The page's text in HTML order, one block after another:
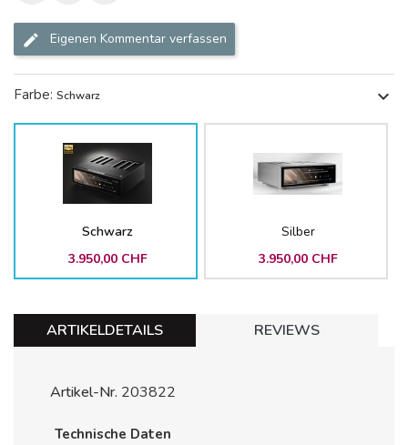
Eigenen Kommentar verfassen
Farbe: Schwarz expand_more
Schwarz
3.950,00 CHF
Silber
3.950,00 CHF
ARTIKELDETAILS REVIEWS
Artikel-Nr. 203822
Technische Daten